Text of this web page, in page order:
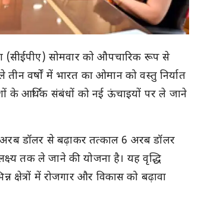
(सीईपीए) सोमवार को औपचारिक रूप से
तीन वर्षों में भारत का ओमान को वस्तु निर्यात
के आर्थिक संबंधों को नई ऊंचाइयों पर ले जाने
अरब डॉलर से बढ़ाकर तत्काल 6 अरब डॉलर
तक ले जाने की योजना है। यह वृद्धि
क्षेत्रों में रोजगार और विकास को बढ़ावा